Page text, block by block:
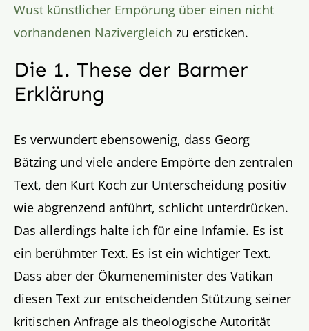
Wust künstlicher Empörung über einen nicht
vorhandenen Nazivergleich zu ersticken.
Die 1. These der Barmer
Erklärung
Es verwundert ebensowenig, dass Georg
Bätzing und viele andere Empörte den zentralen
Text, den Kurt Koch zur Unterscheidung positiv
wie abgrenzend anführt, schlicht unterdrücken.
Das allerdings halte ich für eine Infamie. Es ist
ein berühmter Text. Es ist ein wichtiger Text.
Dass aber der Ökumeneminister des Vatikan
diesen Text zur entscheidenden Stützung seiner
kritischen Anfrage als theologische Autorität